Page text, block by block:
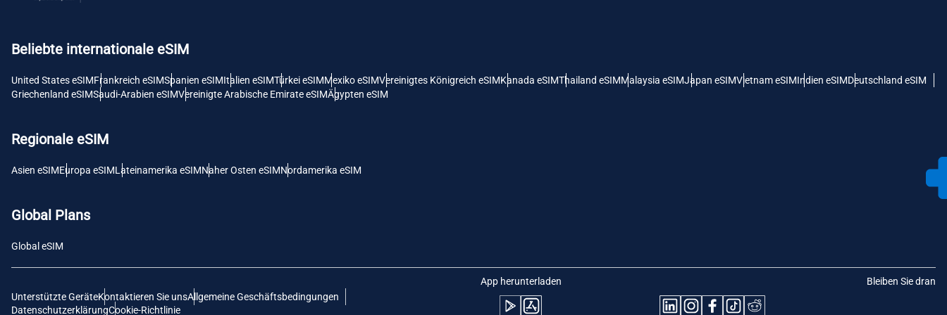
Beliebte internationale eSIM
United States eSIMFrankreich eSIMSpanien eSIMItalien eSIMTürkei eSIMMexiko eSIMVereinigtes Königreich eSIMKanada eSIMThailand eSIMMalaysia eSIMJapan eSIMVietnam eSIMIndien eSIMDeutschland eSIM
Griechenland eSIMSaudi-Arabien eSIMVereinigte Arabische Emirate eSIMÄgypten eSIM
Regionale eSIM
Asien eSIMEuropa eSIMLateinamerika eSIMNaher Osten eSIMNordamerika eSIM
Global Plans
Global eSIM
Unterstützte GeräteKontaktieren Sie unsAllgemeine Geschäftsbedingungen
DatenschutzerklärungCookie-Richtlinie
App herunterladen Bleiben Sie dran
Deutsch
Polski Português
THB - Thailändischer Baht